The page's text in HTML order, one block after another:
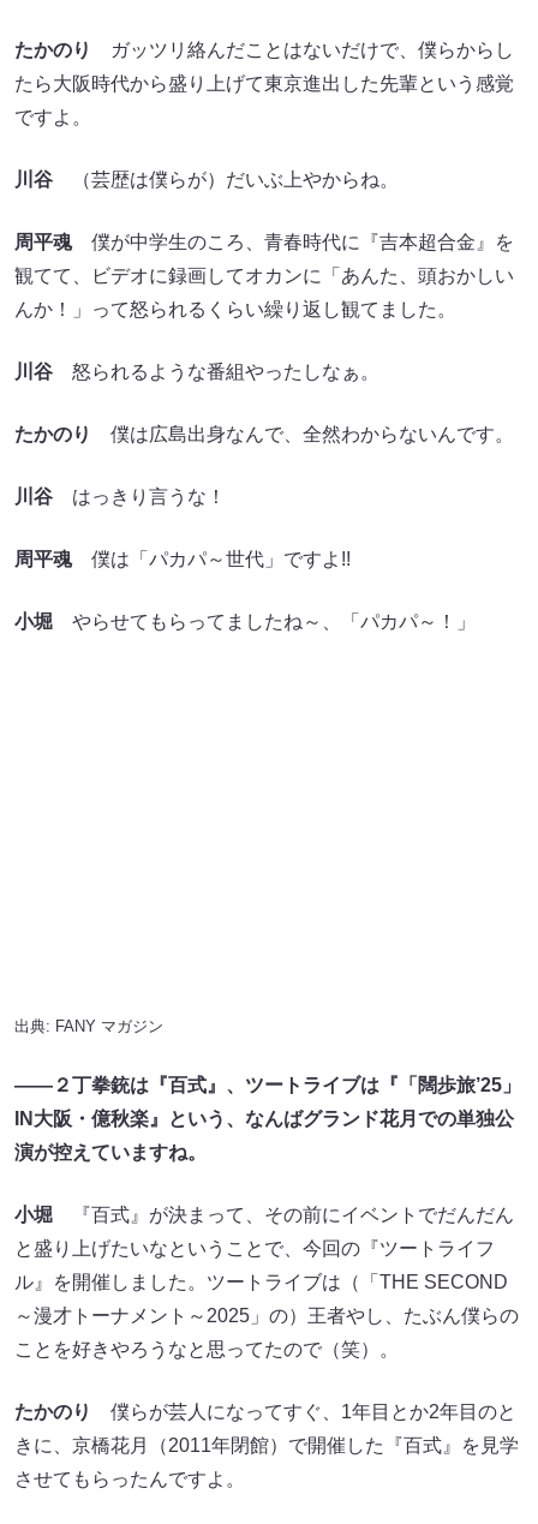
ですよ。
川谷 （芸歴は僕らが）だいぶ上やからね。
周平魂
僕が中学生のころ、青春時代に『吉本超合金』を
んか！」って怒られるくらい繰り返し観てました。
川谷 怒られるような番組やったしなぁ。
たかのり 僕は広島出身なんで、全然わからないんです。
川谷はっきり言うな！
周平魂 僕は「パカパ～世代」ですよ!!
小堀やらせてもらってましたね～、「パカパ～！」
――２丁拳銃は『百式』、ツートライブは『「闊歩旅’25」
演が控えていますね。
小堀『百式』が決まって、その前にイベントでだんだん
ル』を開催しました。ツートライブは（「THE SECOND
～漫才トーナメント～2025」の）王者やし、たぶん僕らの
ことを好きやろうなと思ってたので（笑）。
たかのり僕らが芸人になってすぐ、1年目とか2年目のと
させてもらったんですよ。
小堀おお、そうなんや！